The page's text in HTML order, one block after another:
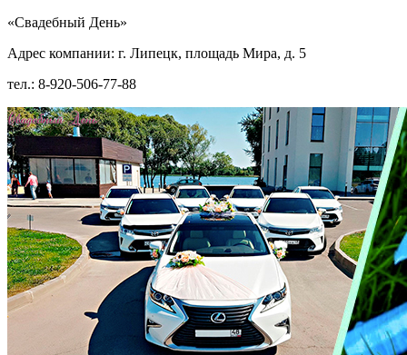
«Свадебный День»
Адрес компании: г. Липецк, площадь Мира, д. 5
тел.: 8-920-506-77-88